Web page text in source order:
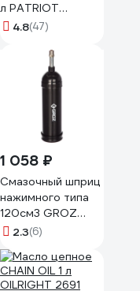
л PATRIOT
850030700
4.8(47)
1 058 ₽
Смазочный шприц
нажимного типа
120см3 GROZ
GR43101 - G7P
2.3(6)